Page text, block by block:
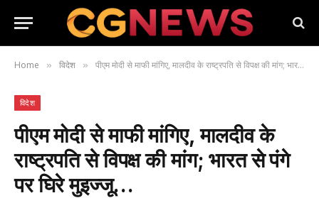
Home » विदेश » पीएम मोदी से माफी मांगिए, मालदीव के राष्ट्रपति से विपक्ष की मांग; भारत से पंगे पर घिरे मुइज्जू…
विदेश
पीएम मोदी से माफी मांगिए, मालदीव के
राष्ट्रपति से विपक्ष की मांग; भारत से पंगे
पर घिरे मुइज्जू…